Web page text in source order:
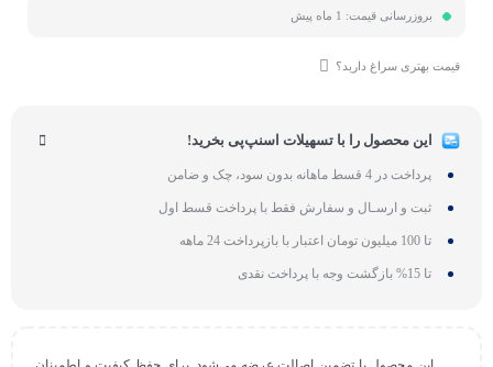
بروزرسانی قیمت: 1 ماه پیش
قیمت بهتری سراغ دارید؟
این محصول را با تسهیلات اسنپ‌پی بخرید!
پرداخت در 4 قسط ماهانه بدون سود، چک و ضامن
ثبت و ارسـال و سفارش فقط با پرداخت قسط اول
تا 100 میلیون تومان اعتبار با بازپرداخت 24 ماهه
تا 15% بازگشت وجه با پرداخت نقدی